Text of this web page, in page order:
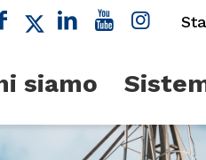
siamo